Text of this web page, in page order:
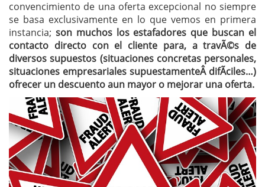
convencimiento de una oferta excepcional no siempre
se basa exclusivamente en lo que vemos en primera
instancia; son muchos los estafadores que buscan el
contacto directo con el cliente para, a travÃ©s de
diversos supuestos (situaciones concretas personales,
situaciones empresariales supuestamenteÂ difÃ­ciles…)
ofrecer un descuento aun mayor o mejorar una oferta.